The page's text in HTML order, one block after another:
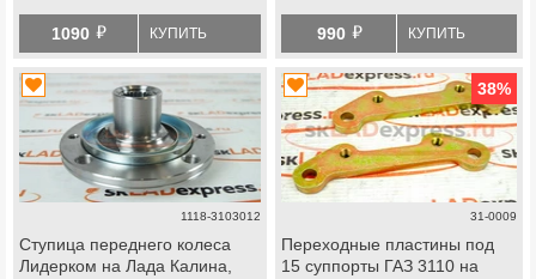
1090 й КУПИТЬ 990 й КУПИТЬ
1118-3103012
Ступица переднего колеса
Лидерком на Лада Калина,
38%
31-0009
Переходные пластины под
15 суппорты ГАЗ 3110 на